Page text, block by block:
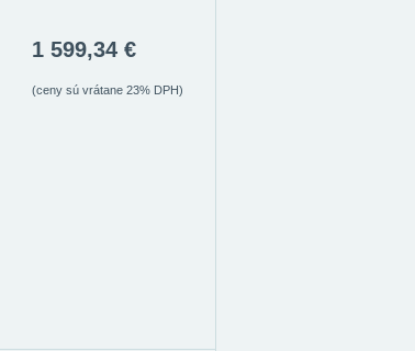
1 599,34 €
(ceny sú vrátane 23% DPH)